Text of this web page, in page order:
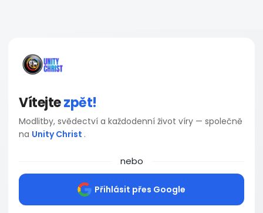
Vítejtezpět!
Modlitby, svědectví a každodenní život víry — společně
na Unity Christ .
nebo
Přihlásit přes Google